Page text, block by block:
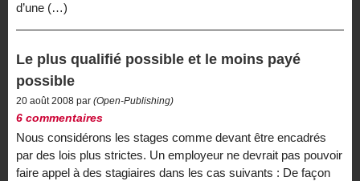
d’une (…)
Le plus qualifié possible et le moins payé
possible
20 août 2008 par (Open-Publishing)
6 commentaires
Nous considérons les stages comme devant être encadrés
par des lois plus strictes. Un employeur ne devrait pas pouvoir
faire appel à des stagiaires dans les cas suivants : De façon